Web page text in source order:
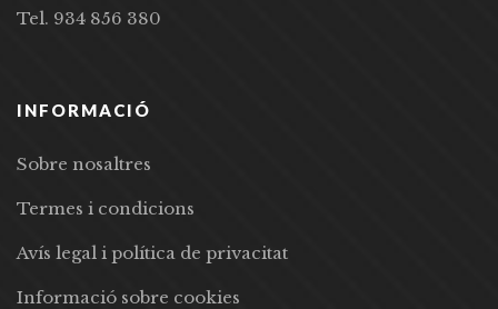
Tel. 934 856 380
INFORMACIÓ
Sobre nosaltres
Termes i condicions
Avís legal i política de privacitat
Informació sobre cookies